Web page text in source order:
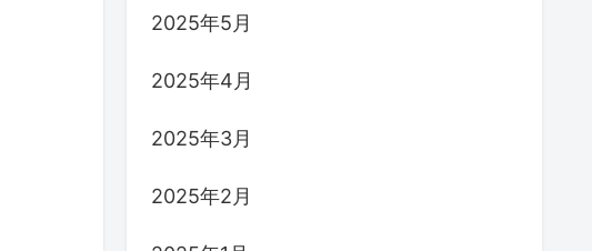
2025年5月
2025年4月
2025年3月
2025年2月